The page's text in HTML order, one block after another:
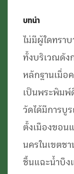
บทนำ
ไม่มีผู้ใดทรา
ทั้งบริเวณดั
หลักฐานเมื่อ
เป็นพระพิม
วัดได้มีการบู
ตั้งเมืองขอ
นครในเขตช
ชื้นแฉะน้ำบึ